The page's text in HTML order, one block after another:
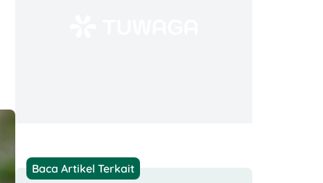
Baca Artikel Terkait